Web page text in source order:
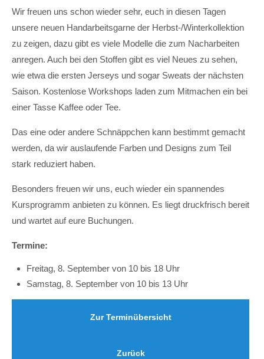
Wir freuen uns schon wieder sehr, euch in diesen Tagen
unsere neuen Handarbeitsgarne der Herbst-/Winterkollektion
zu zeigen, dazu gibt es viele Modelle die zum Nacharbeiten
anregen. Auch bei den Stoffen gibt es viel Neues zu sehen,
wie etwa die ersten Jerseys und sogar Sweats der nächsten
Saison. Kostenlose Workshops laden zum Mitmachen ein bei
einer Tasse Kaffee oder Tee.
Das eine oder andere Schnäppchen kann bestimmt gemacht
werden, da wir auslaufende Farben und Designs zum Teil
stark reduziert haben.
Besonders freuen wir uns, euch wieder ein spannendes
Kursprogramm anbieten zu können. Es liegt druckfrisch bereit
und wartet auf eure Buchungen.
Termine:
Freitag, 8. September von 10 bis 18 Uhr
Samstag, 8. September von 10 bis 13 Uhr
Zur Terminübersicht
Zurück